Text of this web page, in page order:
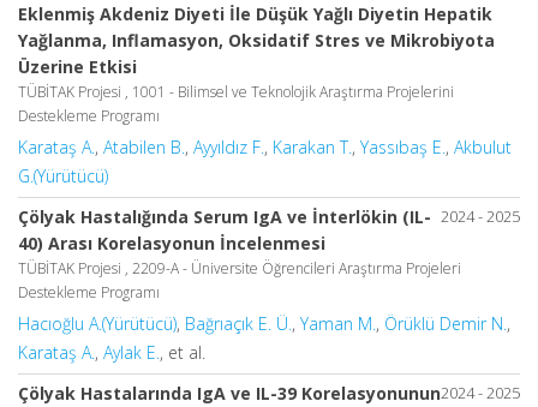
Eklenmiş Akdeniz Diyeti İle Düşük Yağlı Diyetin Hepatik
Yağlanma, Inflamasyon, Oksidatif Stres ve Mikrobiyota
Üzerine Etkisi
TÜBİTAK Projesi , 1001 - Bilimsel ve Teknolojik Araştırma Projelerini
Destekleme Programı
Karataş A. , Atabilen B. , Ayyıldız F. , Karakan T., Yassıbaş E. , Akbulut
G.(Yürütücü)
2024 - 2025
Çölyak Hastalığında Serum IgA ve İnterlökin (IL-
40) Arası Korelasyonun İncelenmesi
TÜBİTAK Projesi , 2209-A - Üniversite Öğrencileri Araştırma Projeleri
Destekleme Programı
Hacıoğlu A.(Yürütücü), Bağrıaçık E. Ü. , Yaman M. , Örüklü Demir N. ,
Karataş A. , Aylak E. , et al.
2024 - 2025
Çölyak Hastalarında IgA ve IL-39 Korelasyonunun